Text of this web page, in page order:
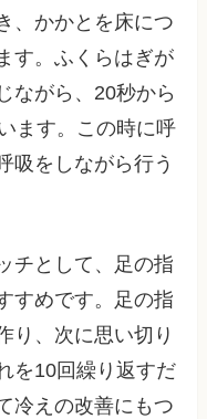
、かかとを床につ
す。ふくらはぎが
ながら、20秒から
ます。この時に呼
吸をしながら行う
チとして、足の指
すめです。足の指
り、次に思い切り
を10回繰り返すだ
冷えの改善にもつ